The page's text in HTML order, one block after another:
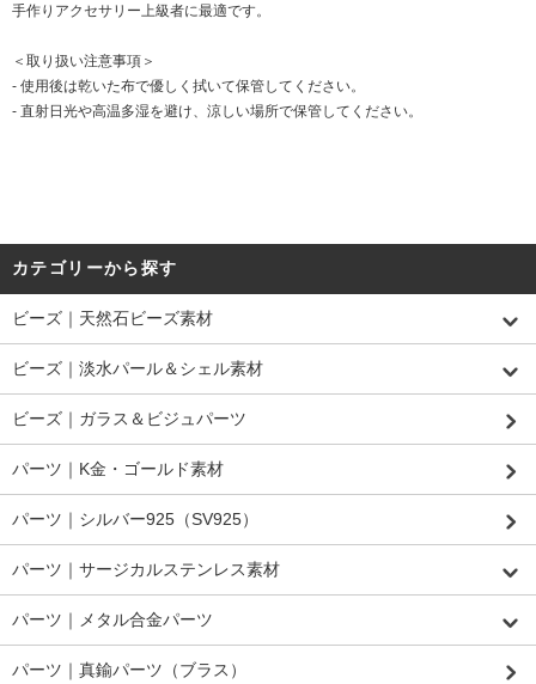
手作りアクセサリー上級者に最適です。
＜取り扱い注意事項＞
- 使用後は乾いた布で優しく拭いて保管してください。
- 直射日光や高温多湿を避け、涼しい場所で保管してください。
カテゴリーから探す
ビーズ｜天然石ビーズ素材
ビーズ｜淡水パール＆シェル素材
ビーズ｜ガラス＆ビジュパーツ
パーツ｜K金・ゴールド素材
パーツ｜シルバー925（SV925）
パーツ｜サージカルステンレス素材
パーツ｜メタル合金パーツ
パーツ｜真鍮パーツ（ブラス）